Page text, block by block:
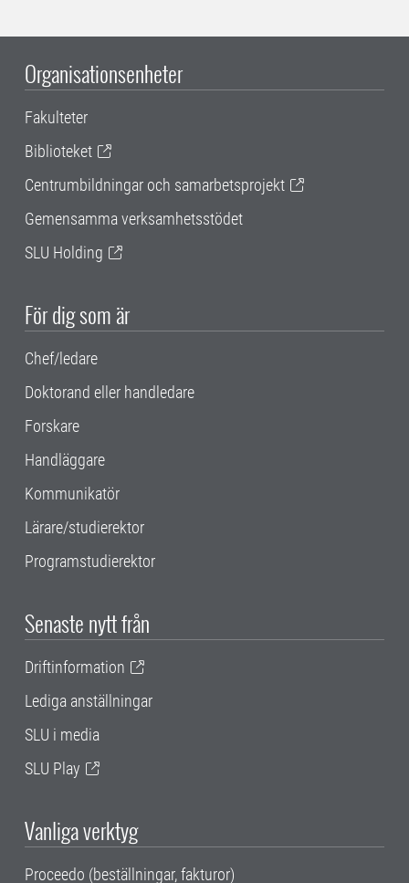
Organisationsenheter
Fakulteter
Biblioteket
Centrumbildningar och samarbetsprojekt
Gemensamma verksamhetsstödet
SLU Holding
För dig som är
Chef/ledare
Doktorand eller handledare
Forskare
Handläggare
Kommunikatör
Lärare/studierektor
Programstudierektor
Senaste nytt från
Driftinformation
Lediga anställningar
SLU i media
SLU Play
Vanliga verktyg
Proceedo (beställningar, fakturor)